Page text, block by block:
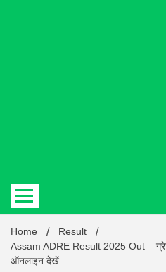
Home
Result
Assam ADRE Result 2025 Out –
ऑनलाइन देखें